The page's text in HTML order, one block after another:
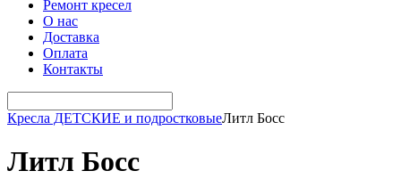
Ремонт кресел
О нас
Доставка
Оплата
Контакты
Кресла ДЕТСКИЕ и подростковыеЛитл Босс
Литл Босс